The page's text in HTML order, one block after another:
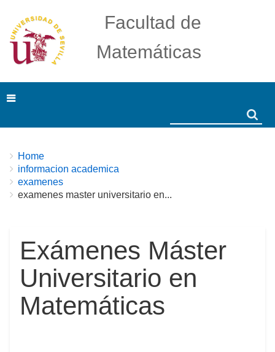
Facultad de
Matemáticas
Breadcrumbs
You
are
here:
Home
informacion academica
examenes
examenes master universitario en...
Exámenes Máster
Universitario en
Matemáticas